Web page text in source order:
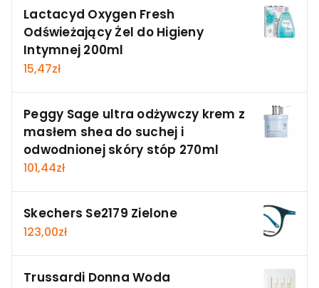
Lactacyd Oxygen Fresh
Odświeżający Żel do Higieny
Intymnej 200ml
15,47zł
Peggy Sage ultra odżywczy krem z
masłem shea do suchej i
odwodnionej skóry stóp 270ml
101,44zł
Skechers Se2179 Zielone
123,00zł
Trussardi Donna Woda